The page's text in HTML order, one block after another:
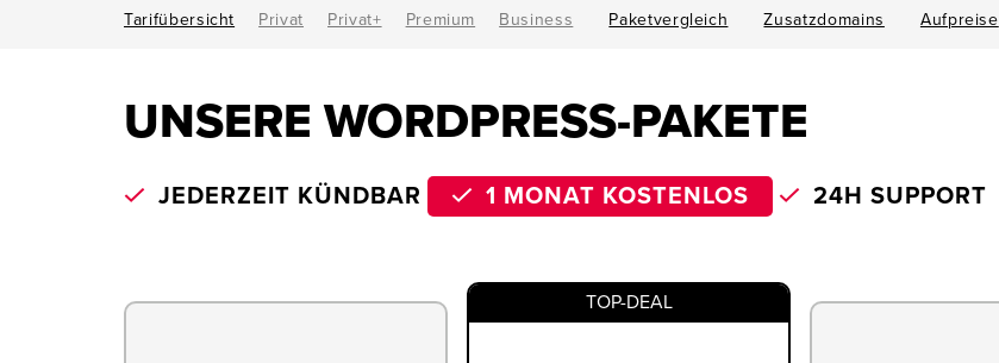
Tarifübersicht Privat Privat+ Premium Business Paketvergleich Zusatzdomains Aufpreise
UNSERE WORDPRESS-PAKETE
JEDERZEIT KÜNDBAR 1 MONAT KOSTENLOS 24H SUPPORT
TOP-DEAL